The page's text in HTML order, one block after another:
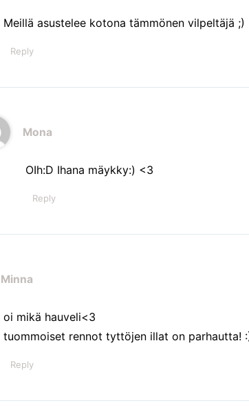
Meillä asustelee kotona tämmönen vilpeltäjä ;)
Reply
Mona
OIh:D Ihana mäykky:) <3
Reply
Minna
oi mikä hauveli<3
tuommoiset rennot tyttöjen illat on parhautta!
Reply